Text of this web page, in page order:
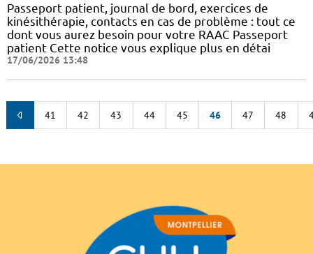
Passeport patient, journal de bord, exercices de
kinésithérapie, contacts en cas de problème : tout ce
dont vous aurez besoin pour votre RAAC Passeport
patient Cette notice vous explique plus en détai
17/06/2026 13:48
41 42 43 44 45 46 47 48